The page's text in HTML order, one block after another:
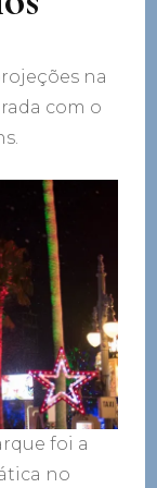
na
com o
foi a
no